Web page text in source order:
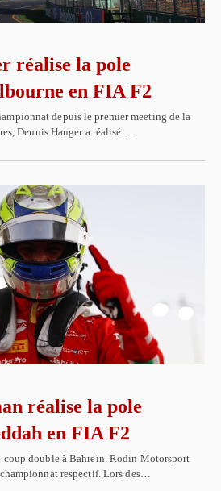
réalise la pole
en FIA F2
depuis le premier meeting de la
Dennis Hauger a réalisé…
réalise la pole
en FIA F2
coup double à Bahreïn. Rodin Motorsport
respectif. Lors des…